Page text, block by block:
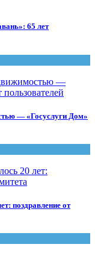
65 лет
— «Госуслуги Дом»
поздравление от